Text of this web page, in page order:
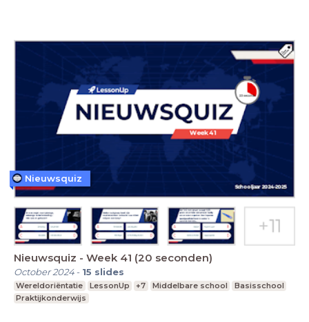
Nieuwsquiz - Week 41 (20 seconden)
October 2024- 15 slides
Wereldoriëntatie LessonUp +7 Middelbare school
Basisschool
Praktijkonderwijs
Nieuwsquiz